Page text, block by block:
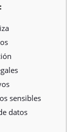
sensibles
datos